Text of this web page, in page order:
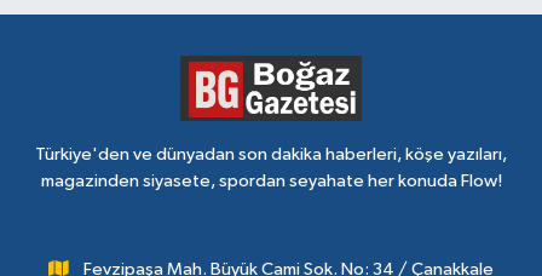
Türkiye'den ve dünyadan son dakika haberleri, köşe yazıları,
magazinden siyasete, spordan seyahate her konuda Flow!
Fevzipaşa Mah. Büyük Cami Sok. No: 34 / Çanakkale